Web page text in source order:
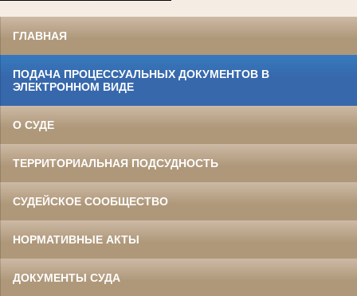
ГЛАВНАЯ
ПОДАЧА ПРОЦЕССУАЛЬНЫХ ДОКУМЕНТОВ В
ЭЛЕКТРОННОМ ВИДЕ
О СУДЕ
ТЕРРИТОРИАЛЬНАЯ ПОДСУДНОСТЬ
СУДЕЙСКОЕ СООБЩЕСТВО
НОРМАТИВНЫЕ АКТЫ
ДОКУМЕНТЫ СУДА